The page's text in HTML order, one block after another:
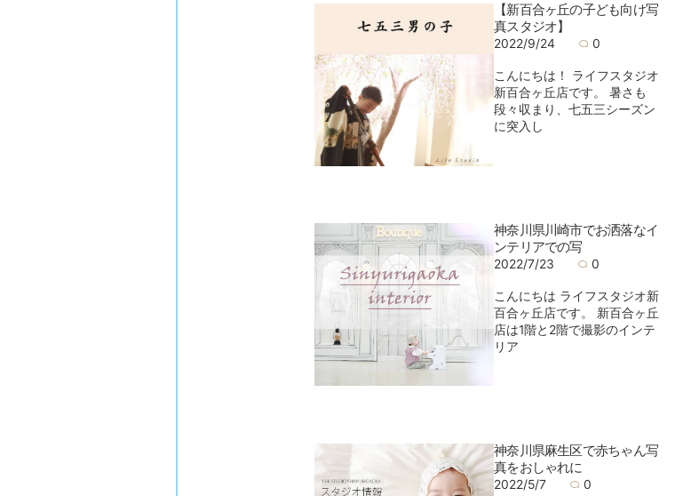
【新百合ヶ丘の子ども向け写
真スタジオ】
2022/9/24 0
こんにちは！ ライフスタジオ
新百合ヶ丘店です。 暑さも
段々収まり、七五三シーズン
に突入し
神奈川県川崎市でお洒落なイ
ンテリアでの写
2022/7/23 0
こんにちは ライフスタジオ新
百合ヶ丘店です。 新百合ヶ丘
店は1階と2階で撮影のインテ
リア
神奈川県麻生区で赤ちゃん写
真をおしゃれに
2022/5/7 0